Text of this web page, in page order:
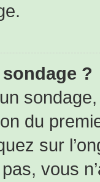
?
du
sur
vous